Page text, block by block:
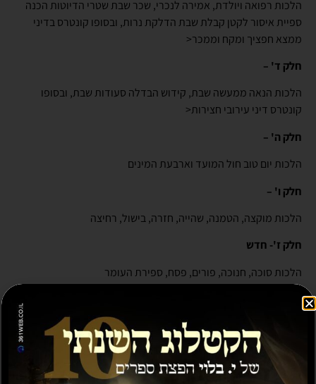
הלכות רפואה ויולדת, אמירה לנכרי, שכר שבת שטרי הדיוטות הכנה
ספיית איסור לקטן קבלת שבת הדלקת נרות, ובסופו קונטרס בדיני
ממצא חפציך ומקח וממכר<
חלק ד' –
הלכות הנאה ממעשה שבת, קידוש הבדלה סעודות שבת, ובסופו
קונטרס דיני עירובי חצירות<
חלק ה' –
הלכות יום טוב חול המועד וארבעת המינים
חלק ו' –
הלכות מוקצה, הטמנה, שהייה, חזרה, בישול, רחיצה
חלק ז'- חדש
הלכות סוכה, חנוכה, פורים, פסח, ספירת העומר
הספר מעוטר בהסכמותיהם הנלהבות של הרבנים הגאונים מחכמי